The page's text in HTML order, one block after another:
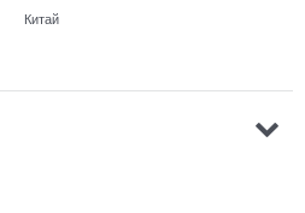
Китай